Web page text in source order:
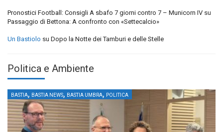
Pronostici Football: Consigli A sbafo 7 giorni contro 7 – Municorn IV su
Passaggio di Bettona: A confronto con «Settecalcio»
Un Bastiolo su Dopo la Notte dei Tamburi e delle Stelle
Politica e Ambiente
BASTIA, BASTIA NEWS, BASTIA UMBRA, POLITICA